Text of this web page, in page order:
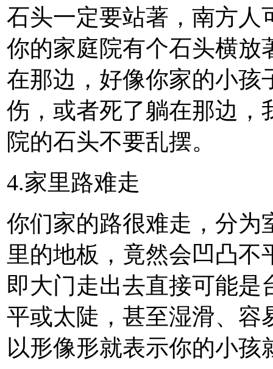
石头一定要站著，南方人
你的家庭院有个石头横放
在那边，好像你家的小孩
伤，或者死了躺在那边，
院的石头不要乱摆。
4.家里路难走
你们家的路很难走，分为
里的地板，竟然会凹凸
即大门走出去直接可能是
平或太陡，甚至湿滑、容
以形像形就表示你的小孩